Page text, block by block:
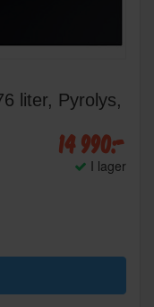
liter, Pyrolys,
14 990:-
I lager